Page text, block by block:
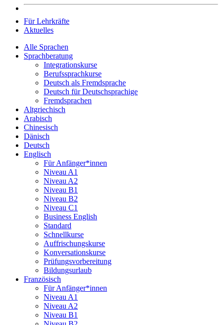
Für Lehrkräfte
Aktuelles
Alle Sprachen
Sprachberatung
Integrationskurse
Berufssprachkurse
Deutsch als Fremdsprache
Deutsch für Deutschsprachige
Fremdsprachen
Altgriechisch
Arabisch
Chinesisch
Dänisch
Deutsch
Englisch
Für Anfänger*innen
Niveau A1
Niveau A2
Niveau B1
Niveau B2
Niveau C1
Business English
Standard
Schnellkurse
Auffrischungskurse
Konversationskurse
Prüfungsvorbereitung
Bildungsurlaub
Französisch
Für Anfänger*innen
Niveau A1
Niveau A2
Niveau B1